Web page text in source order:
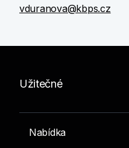
vduranova@kbps.cz
Užitečné
Nabídka